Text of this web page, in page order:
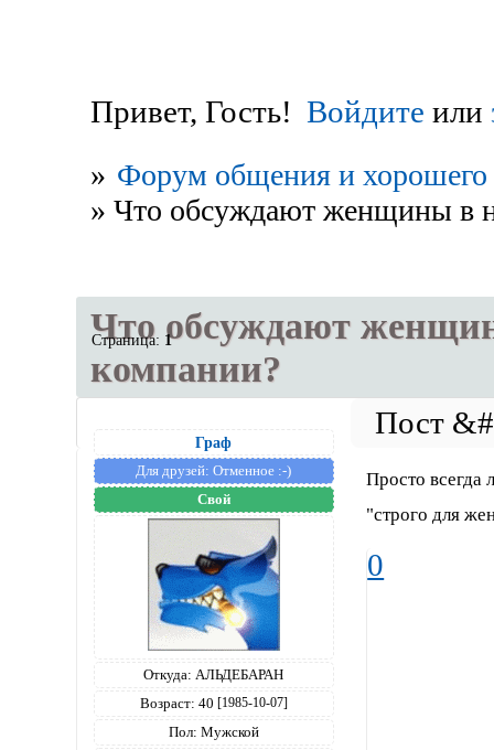
Привет, Гость! Войдите или
» Форум общения и хорошего
» Что обсуждают женщины в
Что обсуждают
компании?
Страница: 1
Граф
Для друзей: Отменное :-)
Свой
Откуда: АЛЬДЕБАРАН
Возраст: 40 [1985-10-07]
Пол: Мужской
Просто всегда
"строго для
0